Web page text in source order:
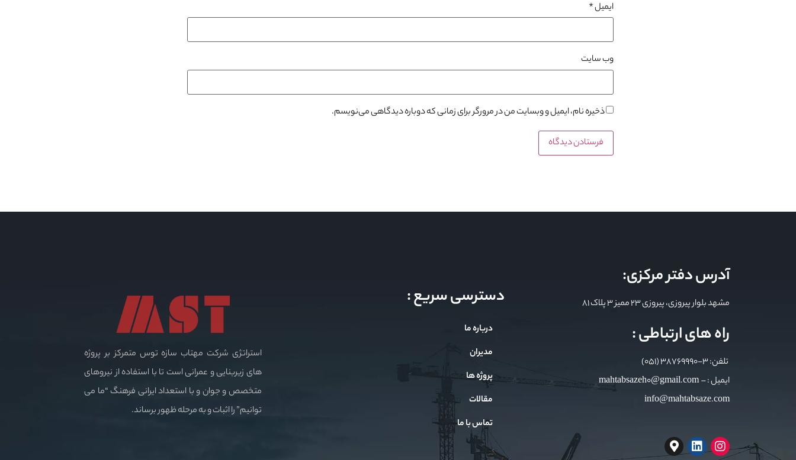
ایمیل*
وب‌ سایت
ذخیره نام، ایمیل و وبسایت من در مرورگر برای زمانی که دوباره دیدگاهی می‌نویسم.
آدرس دفتر مرکزی:
مشهد بلوار پیروزی، پیروزی 23 ممیز 3 پلاک 81
راه های ارتباطی :
تلفن: 3-38769990 (051)
ایمیل : mahtabsazeh0@gmail.com –
info@mahtabsaze.com
دسترسی سریع :
درباره ما
مدیران
پروژه ها
مقالات
تماس با ما
استراتژی شرکت مهتاب سازه توس متمرکز بر پروژه
های زیربنایی و عمرانی است تا با استفاده از نیروهای
متخصص و جوان و با استعداد ایرانی فرهنگ “ما می
توانیم” را اثبات و به مرحله ظهور برساند.